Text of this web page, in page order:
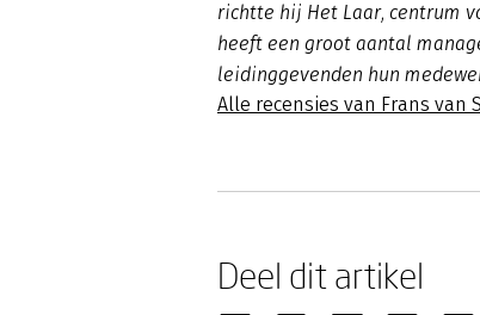
richtte hij Het Laar, centrum
heeft een groot aantal
leidinggevenden hun
Alle recensies van Frans van
Deel dit artikel